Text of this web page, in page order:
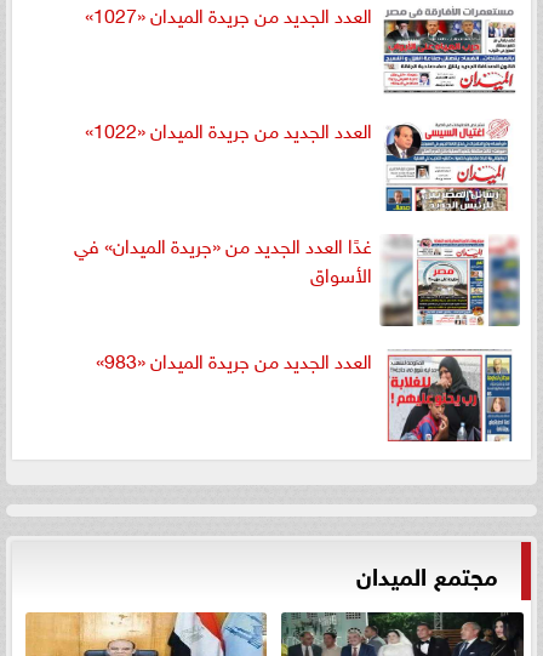
العدد الجديد من جريدة الميدان «1027»
العدد الجديد من جريدة الميدان «1022»
غدًا العدد الجديد من «جريدة الميدان» في
الأسواق
العدد الجديد من جريدة الميدان «983»
مجتمع الميدان